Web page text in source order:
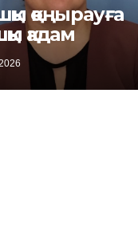
қоңырауға
қадам